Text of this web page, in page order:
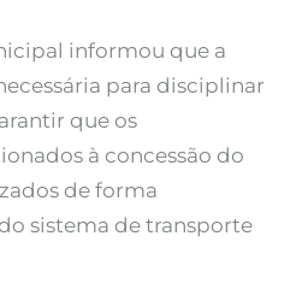
informou que a
para disciplinar
que os
à concessão do
de forma
sistema de transporte